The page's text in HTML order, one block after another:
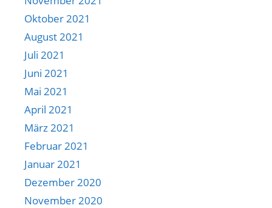
Oktober 2021
August 2021
Juli 2021
Juni 2021
Mai 2021
April 2021
März 2021
Februar 2021
Januar 2021
Dezember 2020
November 2020